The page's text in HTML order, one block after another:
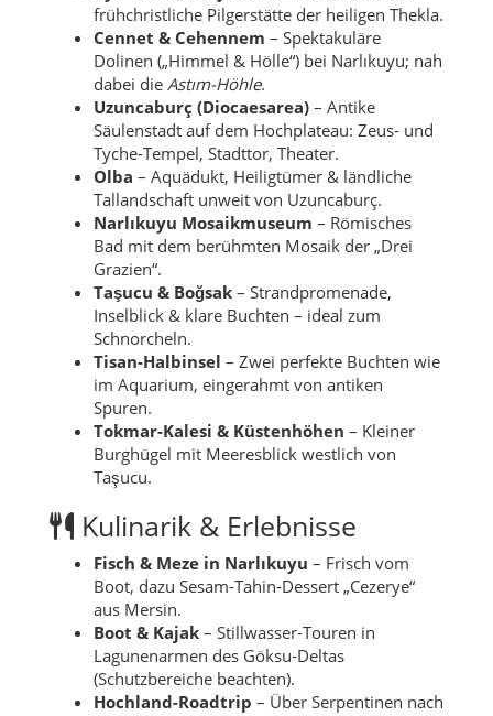
frühchristliche Pilgerstätte der heiligen Thekla.
Cennet & Cehennem – Spektakuläre
Dolinen („Himmel & Hölle“) bei Narlıkuyu; nah
dabei die Astım-Höhle.
Uzuncaburç (Diocaesarea) – Antike
Säulenstadt auf dem Hochplateau: Zeus- und
Tyche-Tempel, Stadttor, Theater.
Olba – Aquädukt, Heiligtümer & ländliche
Tallandschaft unweit von Uzuncaburç.
Narlıkuyu Mosaikmuseum – Römisches
Bad mit dem berühmten Mosaik der „Drei
Grazien“.
Taşucu & Boğsak – Strandpromenade,
Inselblick & klare Buchten – ideal zum
Schnorcheln.
Tisan-Halbinsel – Zwei perfekte Buchten wie
im Aquarium, eingerahmt von antiken
Spuren.
Tokmar-Kalesi & Küstenhöhen – Kleiner
Burghügel mit Meeresblick westlich von
Taşucu.
Kulinarik & Erlebnisse
Fisch & Meze in Narlıkuyu – Frisch vom
Boot, dazu Sesam-Tahin-Dessert „Cezerye“
aus Mersin.
Boot & Kajak – Stillwasser-Touren in
Lagunenarmen des Göksu-Deltas
(Schutzbereiche beachten).
Hochland-Roadtrip – Über Serpentinen nach